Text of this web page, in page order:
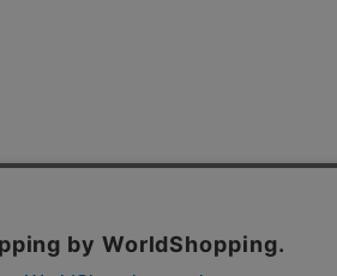
よくあるご質問